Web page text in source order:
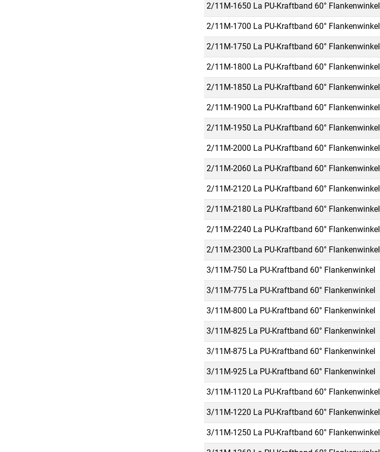
2/11M-1650 La PU-Kraftband 60° Flankenwinkel
2/11M-1700 La PU-Kraftband 60° Flankenwinkel
2/11M-1750 La PU-Kraftband 60° Flankenwinkel
2/11M-1800 La PU-Kraftband 60° Flankenwinkel
2/11M-1850 La PU-Kraftband 60° Flankenwinkel
2/11M-1900 La PU-Kraftband 60° Flankenwinkel
2/11M-1950 La PU-Kraftband 60° Flankenwinkel
2/11M-2000 La PU-Kraftband 60° Flankenwinkel
2/11M-2060 La PU-Kraftband 60° Flankenwinkel
2/11M-2120 La PU-Kraftband 60° Flankenwinkel
2/11M-2180 La PU-Kraftband 60° Flankenwinkel
2/11M-2240 La PU-Kraftband 60° Flankenwinkel
2/11M-2300 La PU-Kraftband 60° Flankenwinkel
3/11M-750 La PU-Kraftband 60° Flankenwinkel
3/11M-775 La PU-Kraftband 60° Flankenwinkel
3/11M-800 La PU-Kraftband 60° Flankenwinkel
3/11M-825 La PU-Kraftband 60° Flankenwinkel
3/11M-875 La PU-Kraftband 60° Flankenwinkel
3/11M-925 La PU-Kraftband 60° Flankenwinkel
3/11M-1120 La PU-Kraftband 60° Flankenwinkel
3/11M-1220 La PU-Kraftband 60° Flankenwinkel
3/11M-1250 La PU-Kraftband 60° Flankenwinkel